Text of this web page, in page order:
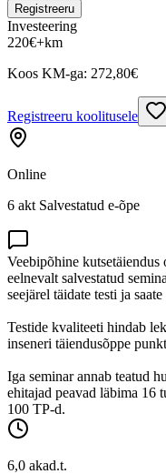
Registreeru
Investeering
220€+km
Koos KM-ga: 272,80€
Registreeru koolitusele
Online
6 akt Salvestatud e-õpe
Veebipõhine kutsetäiendus
eelnevalt salvestatud
seejärel täidate testi ja
Testide kvaliteeti hindab
inseneri täiendusõppe
Iga seminar annab teatud
ehitajad peavad läbima 16
100 TP-d.
6,0 akad.t.